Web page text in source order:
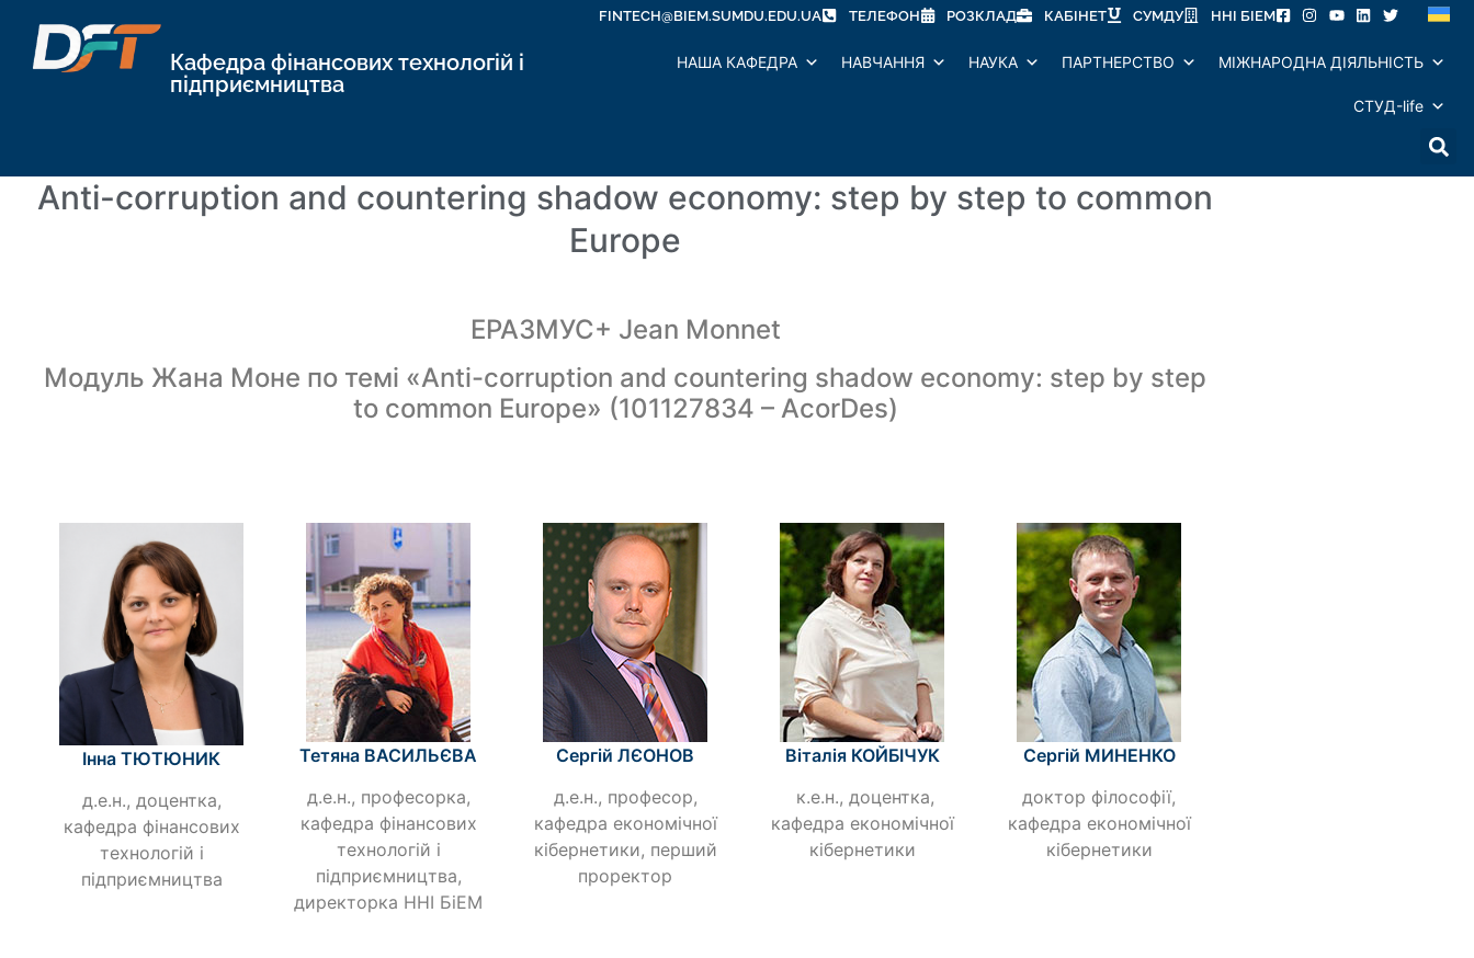
FINTECH@BIEM.SUMDU.EDU.UA ТЕЛЕФОН РОЗКЛАД КАБІНЕТ СУМДУ ННІ БІЕМ
Кафедра фінансових технологій і
підприємництва
НАША КАФЕДРА НАВЧАННЯ НАУКА ПАРТНЕРСТВО МІЖНАРОДНА ДІЯЛЬНІСТЬ
СТУД-life
Anti-corruption and countering shadow economy: step by step to common
Europe
ЕРАЗМУС+ Jean Monnet
Модуль Жана Моне по темі «Anti-corruption and countering shadow economy: step by step
to common Europe» (101127834 – AcorDes)
Інна ТЮТЮНИК
д.е.н., доцентка,
кафедра фінансових
технологій і
підприємництва
Тетяна ВАСИЛЬЄВА
д.е.н., професорка,
кафедра фінансових
технологій і
підприємництва,
директорка ННІ БіЕМ
Сергій ЛЄОНОВ
д.е.н., професор,
кафедра економічної
кібернетики, перший
проректор
Віталія КОЙБІЧУК
к.е.н., доцентка,
кафедра економічної
кібернетики
Сергій МИНЕНКО
доктор філософії,
кафедра економічної
кібернетики